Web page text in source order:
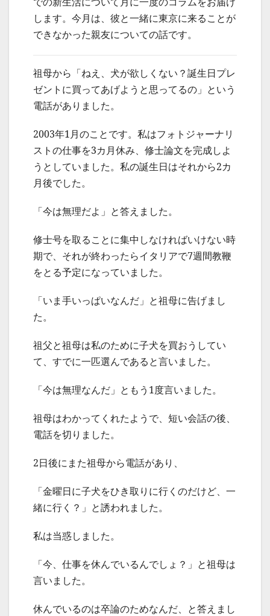
します。今月は、彼と一緒に東京に来ることが
できなかった親友についての話です。
祖母から「ねえ、犬が欲しくない？誕生日プレ
ゼントに買ってあげようと思ってるの」という
電話がありました。
2003年1月のことです。私はフォトジャーナリ
ストの仕事を3カ月休み、修士論文を完成しよ
うとしていました。私の誕生日はそれから2カ
月後でした。
「今は無理だよ」と答えました。
修士号を取ることに集中しなければいけない時
期で、それが終わったらイタリアで7週間教鞭
をとる予定になっていました。
「いま手いっぱいなんだ」と祖母に告げまし
た。
祖父と祖母は私のために子犬を買おうしてい
て、すでに一匹選んであると言いました。
「今は無理なんだ」ともう1度言いました。
祖母はわかってくれたようで、短い会話の後、
電話を切りました。
2日後にまた祖母から電話があり、
「金曜日に子犬をひき取りに行くのだけど、一
緒に行く？」と誘われました。
私は当惑しました。
「今、仕事を休んでいるんでしょ？」と祖母は
言いました。
休んでいるのは卒論のためなんだ、と答えまし